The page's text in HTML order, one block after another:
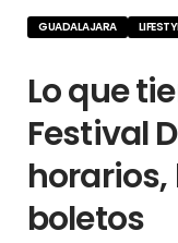
GUADALAJARA
Lo que
Festival
horarios,
boletos